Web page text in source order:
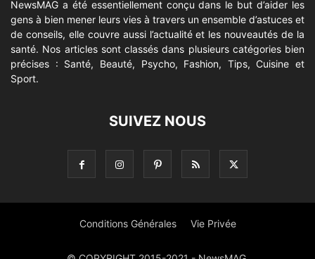
NewsMAG a été essentiellement conçu dans le but d’aider les
gens à bien mener leurs vies à travers un ensemble d’astuces et
de conseils, elle couvre aussi l’actualité et les nouveautés de la
santé. Nos articles sont classés dans plusieurs catégories bien
précises : Santé, Beauté, Psycho, Fashion, Tips, Cuisine et
Sport.
SUIVEZ NOUS
Conditions Générales Vie Privée